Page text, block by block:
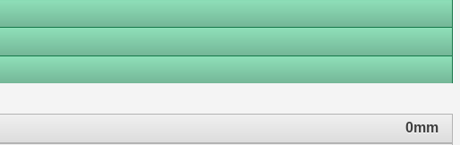
0mm